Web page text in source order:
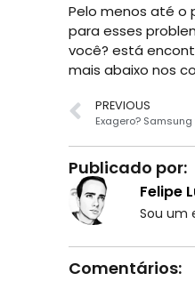
Pelo menos até o
para esses
você? está
mais abaixo nos
PREVIOUS
Publicado por:
Felipe
Sou um
Comentários: